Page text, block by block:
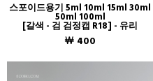
스포이드용기 5ml 10ml 15ml 30ml
50ml 100ml
[갈색 - 검 검정캡 R18] - 유리
￦ 400